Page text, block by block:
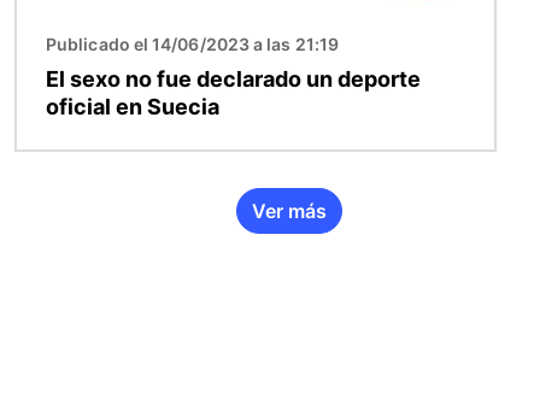
Publicado el 14/06/2023 a las 21:19
El sexo no fue declarado un deporte
oficial en Suecia
Ver más